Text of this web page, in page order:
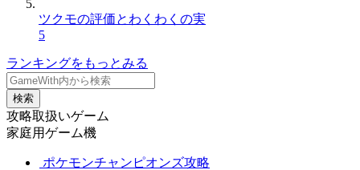
ツクモの評価とわくわくの実
5
ランキングをもっとみる
検索
攻略取扱いゲーム
家庭用ゲーム機
ポケモンチャンピオンズ攻略